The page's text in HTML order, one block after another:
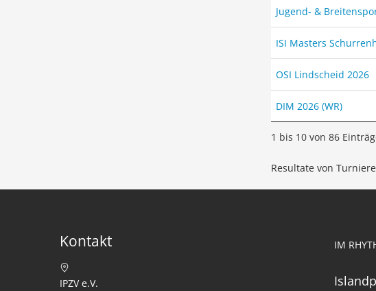
Jugend- &
ISI Masters
OSI Lindscheid 2026
DIM 2026 (WR)
1 bis 10 von 86
Resultate von
Kontakt
IPZV e.V.
IM